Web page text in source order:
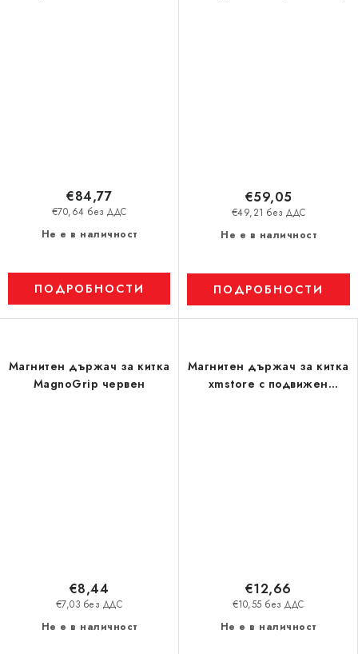
Не е в наличност
€70,64 без ДДС
€84,77
ПОДРОБНОСТИ
Не е в наличност
€49,21 без ДДС
€59,05
ПОДРОБНОСТИ
Магнитен държач за китка
MagnoGrip червен
Не е в наличност
€7,03 без ДДС
€8,44
Магнитен държач за китка
xmstore с подвижен
Не е в наличност
€10,55 без ДДС
€12,66